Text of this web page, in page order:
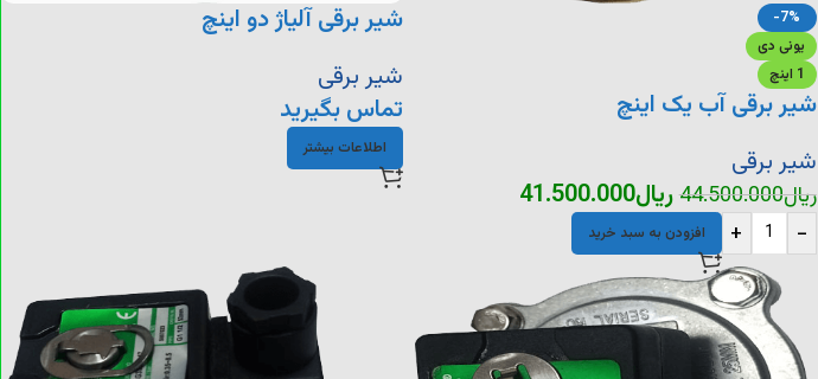
-7%
یونی دی
1 اینچ
شیر برقی آب یک اینچ
شیر برقی
ریال44.500.000ریال41.500.000
-
+ افزودن به سبد خرید
شیر برقی آلیاژ دو اینچ
شیر برقی
تماس بگیرید
اطلاعات بیشتر